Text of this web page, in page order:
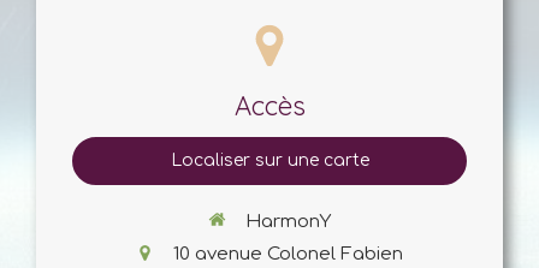
Accès
Localiser sur une carte
HarmonY
10 avenue Colonel Fabien